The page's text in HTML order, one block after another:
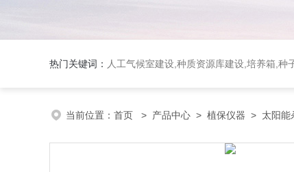
热门关键词： 人工气候室建设,种质资源库建设,培养箱,
当前位置： 首页 > 产品中心 > 植保仪器 > 太阳能